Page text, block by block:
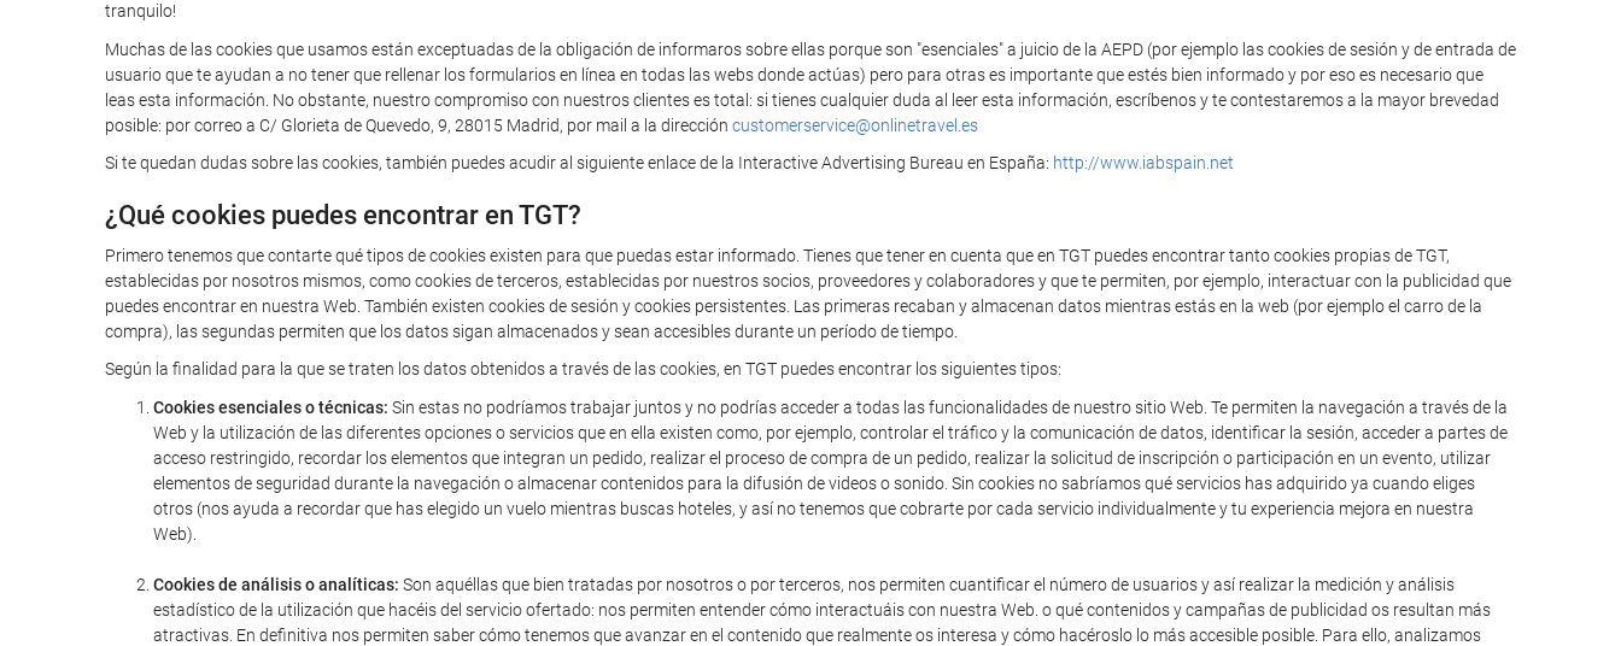
tranquilo!
Muchas de las cookies que usamos están exceptuadas de la obligación de informaros sobre ellas porque son "esenciales" a juicio de la AEPD (por ejemplo las cookies de sesión y de entrada de
usuario que te ayudan a no tener que rellenar los formularios en línea en todas las webs donde actúas) pero para otras es importante que estés bien informado y por eso es necesario que
leas esta información. No obstante, nuestro compromiso con nuestros clientes es total: si tienes cualquier duda al leer esta información, escríbenos y te contestaremos a la mayor brevedad
posible: por correo a C/ Glorieta de Quevedo, 9, 28015 Madrid, por mail a la dirección customerservice@onlinetravel.es
Si te quedan dudas sobre las cookies, también puedes acudir al siguiente enlace de la Interactive Advertising Bureau en España: http://www.iabspain.net
¿Qué cookies puedes encontrar en TGT?
Primero tenemos que contarte qué tipos de cookies existen para que puedas estar informado. Tienes que tener en cuenta que en TGT puedes encontrar tanto cookies propias de TGT,
establecidas por nosotros mismos, como cookies de terceros, establecidas por nuestros socios, proveedores y colaboradores y que te permiten, por ejemplo, interactuar con la publicidad que
puedes encontrar en nuestra Web. También existen cookies de sesión y cookies persistentes. Las primeras recaban y almacenan datos mientras estás en la web (por ejemplo el carro de la
compra), las segundas permiten que los datos sigan almacenados y sean accesibles durante un período de tiempo.
Según la finalidad para la que se traten los datos obtenidos a través de las cookies, en TGT puedes encontrar los siguientes tipos:
Cookies esenciales o técnicas: Sin estas no podríamos trabajar juntos y no podrías acceder a todas las funcionalidades de nuestro sitio Web. Te permiten la navegación a través de la
Web y la utilización de las diferentes opciones o servicios que en ella existen como, por ejemplo, controlar el tráfico y la comunicación de datos, identificar la sesión, acceder a partes de
acceso restringido, recordar los elementos que integran un pedido, realizar el proceso de compra de un pedido, realizar la solicitud de inscripción o participación en un evento, utilizar
elementos de seguridad durante la navegación o almacenar contenidos para la difusión de videos o sonido. Sin cookies no sabríamos qué servicios has adquirido ya cuando eliges
otros (nos ayuda a recordar que has elegido un vuelo mientras buscas hoteles, y así no tenemos que cobrarte por cada servicio individualmente y tu experiencia mejora en nuestra
Web).
Cookies de análisis o analíticas: Son aquéllas que bien tratadas por nosotros o por terceros, nos permiten cuantificar el número de usuarios y así realizar la medición y análisis
estadístico de la utilización que hacéis del servicio ofertado: nos permiten entender cómo interactuáis con nuestra Web. o qué contenidos y campañas de publicidad os resultan más
atractivas. En definitiva nos permiten saber cómo tenemos que avanzar en el contenido que realmente os interesa y cómo hacéroslo lo más accesible posible. Para ello, analizamos